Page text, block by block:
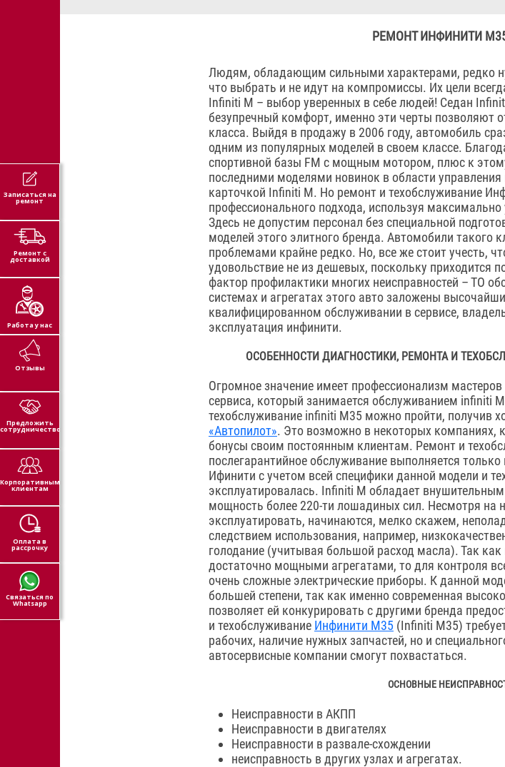
РЕМОНТ ИНФИНИТИ
Людям, обладающим сильными характерами, редко
что выбрать и не идут на компромиссы. Их цели
Infiniti M – выбор уверенных в себе людей! Седан
безупречный комфорт, именно эти черты позволяют
класса. Выйдя в продажу в 2006 году, автомобиль
одним из популярных моделей в своем классе.
спортивной базы FM с мощным мотором, плюс к
последними моделями новинок в области управления
карточкой Infiniti M. Но ремонт и техобслуживание
профессионального подхода, используя
Здесь не допустим персонал без специальной
моделей этого элитного бренда. Автомобили такого
проблемами крайне редко. Но, все же стоит учесть,
удовольствие не из дешевых, поскольку приходится
фактор профилактики многих неисправностей – ТО
системах и агрегатах этого авто заложены
квалифицированном обслуживании в сервисе,
эксплуатация инфинити.
ОСОБЕННОСТИ ДИАГНОСТИКИ, РЕМОНТА И
Огромное значение имеет профессионализм
сервиса, который занимается обслуживанием infiniti
техобслуживание infiniti M35 можно пройти, получив
«Автопилот». Это возможно в некоторых компаниях,
бонусы своим постоянным клиентам. Ремонт и
послегарантийное обслуживание выполняется
Ифинити с учетом всей специфики данной модели и
эксплуатировалась. Infiniti M обладает
мощность более 220-ти лошадиных сил. Несмотря на
эксплуатировать, начинаются, мелко скажем,
следствием использования, например,
голодание (учитывая большой расход масла). Так
достаточно мощными агрегатами, то для контроля
очень сложные электрические приборы. К данной
большей степени, так как именно современная
позволяет ей конкурировать с другими бренда
и техобслуживание Инфинити M35 (Infiniti M35)
рабочих, наличие нужных запчастей, но и
автосервисные компании смогут похвастаться.
ОСНОВНЫЕ
Неисправности в АКПП
Неисправности в двигателях
Неисправности в развале-схождении
неисправность в других узлах и агрегатах.
Записаться на
ремонт
Ремонт с
доставкой
Работа у нас
Отзывы
Предложить
сотрудничество
Корпоративным
клиентам
Оплата в
рассрочку
Связаться по
Whatsapp